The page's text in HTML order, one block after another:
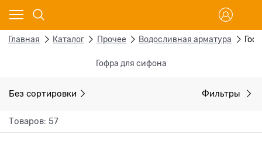
Главная Каталог Прочее Водосливная арматура
Гофра для сифона
Без сортировки Фильтры
Товаров: 57